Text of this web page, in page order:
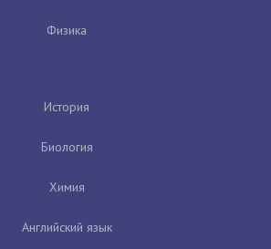
Физика
История
Биология
Химия
Английский язык